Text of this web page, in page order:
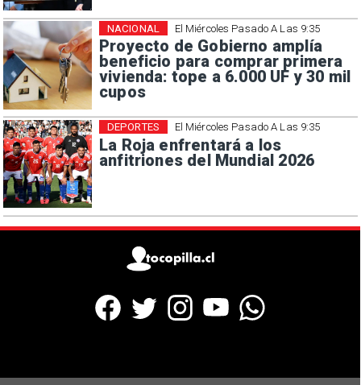
El Miércoles Pasado A Las 9:35
Proyecto de Gobierno amplía
beneficio para comprar primera
vivienda: tope a 6.000 UF y 30 mil
cupos
NACIONAL
El Miércoles Pasado A Las 9:35
La Roja enfrentará a los
anfitriones del Mundial 2026
DEPORTES